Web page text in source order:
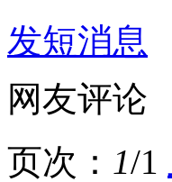
发短消息
网友评论
页次： 1/1